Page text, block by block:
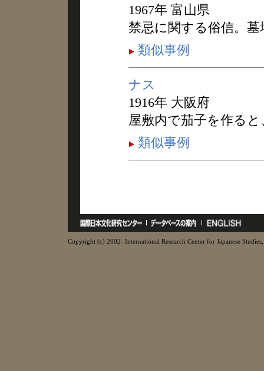
1967年 富山県
禁忌に関する俗信。
類似事例
ナス
1916年 大阪府
屋敷内で茄子を作る
類似事例
Copyright (c) 2002- International Research Center for Japanese